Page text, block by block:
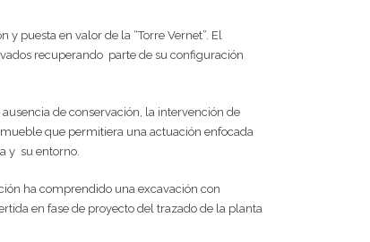
puesta en valor de la “Torre Vernet”. El
recuperando parte de su configuración
de conservación, la intervención de
que permitiera una actuación enfocada
y su entorno.
ha comprendido una excavación con
en fase de proyecto del trazado de la planta